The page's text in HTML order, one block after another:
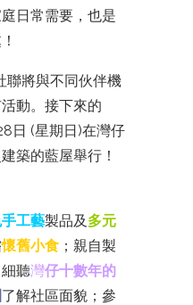
日常需要，也是
聯將與不同伙伴機
動。接下來的
日 (星期日)在灣仔
築的藍屋舉行！
工藝製品及 多元
懷舊小食 ；親自製
聽灣仔十數年的
了解社區面貌；參